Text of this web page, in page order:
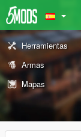
Herramientas
Armas
Mapas